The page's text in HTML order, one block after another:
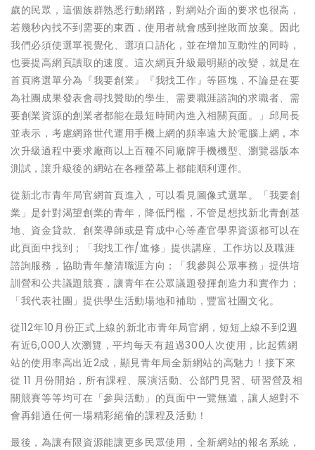
歲的民眾，這個族群熟悉行動網路，對網站介面的要求也很高，
若幾秒內找不到需要的東西，使用者就會感到挫敗而放棄。因此
我們必須使選單視覺化、選項口語化，並在增加互動性的同時，
也要提高網頁讀取的速度。這次網頁升級最明顯的改變，就是在
首頁將選單分為『我要創業』『我找工作』等區塊，不論是在要
為社團成果發表會尋找贊助的學生、需要職涯諮詢的求職者、需
要創業資源的創業者都能在最短時間內進入相關頁面。」邱局長
並表示，考慮網路世代運用手機上網的頻率遠大於電腦上網，本
次升級過程中要求廠商以上百種不同廠牌手機機型、瀏覽器版本
測試，讓升級後的網站在各種螢幕上都能順利運作。
從新北市青年局官網首頁進入，可以看見圖像式選單。「我要創
業」是針對渴望創業的青年，降低門檻，不管是想找新北青創基
地、資金貸款、創業導師或是育成中心等產官學界資源都可以在
此頁面中找到；「我找工作/進修」提供講座、工作坊以及職涯
諮詢服務，協助青年釐清職涯方向；「我參與公眾事務」提供培
訓營和公共議題競賽，讓青年在公眾議題發揮創造力和實作力；
「我代表社團」提供學生活動場地和補助，豐富社團文化。
從112年10月份正式上線的新北市青年局官網，短短上線不到2週
有近6,000人次瀏覽，平均每天有超過300人次使用，比起舊網
站的使用率高出近2成，顯見青年局全新網站的高魅力！接下來
從 11 月份開始，所有課程、展演活動、公部門見習、研習營及相
關競賽等等均可在「參與活動」的頁面中一覽無遺，讓人絕對不
會再錯過任何一場精彩絕倫的課程及活動！
最後，為讓有限資源能讓更多民眾使用，全新網站的報名系統，